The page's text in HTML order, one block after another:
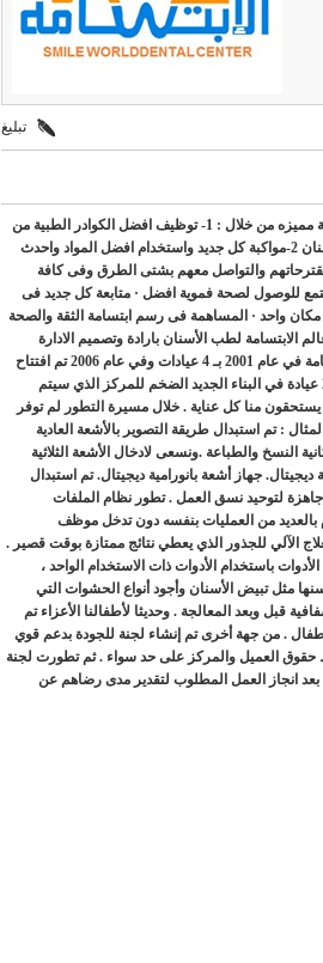
تبليغ
مركز عالم الابتسامة التخصصى لطب الأسنان سر النجاح والتميز : نحن نحرص على تقديم خدمة طبية مميزه من خلال : 1- توظيف افضل الكوادر الطبية من
الاخصائيين والاستشاريين ذوى الخبرة العالية والمؤهلات العليا فى مختلف فروع وتخصصات طب الاسنان 2-مواكبة كل جديد واستخدام افضل المواد واحدث
وسماع مقترحاتهم والتواصل معهم بشتى الطرق وفى كافة
للوصول لصحة فموية افضل · متابعة كل جديد فى
واحد · المساهمة فى رسم ابتسامة الثقة والصحة
لطب الأسنان بارادة وتصميم الادارة
وبصمات لا تنسى تركها من مر من الكوادر الطبية والتمريض وغيرها . بدأ العمل في مركز عالم الابتسامة في عام 2001 بـ 4 عيادات وفي عام 2006 تم افتتاح
قسم تقويم الأسنان. في عام 2008 أصبح هناك 9 عيادات وفي الـ2011 عشر عيادات ونأمل أن تصبح 25 عيادة في البناء الجديد الضخم للمركز الذي سيتم
الكرام لأنهم يستحقون منا كل عناية . خلال مسيرة التطور لم توفر
: تم استبدال طريقة التصوير بالأشعة العادية
النسخ والطباعة .ونسعى لادخال الأشعة الثلاثية
جهاز أشعة بانورامية ديجيتال. تم استبدال
لتوحيد نسق العمل . تطور نظام الملفات
بالعديد من العمليات بنفسه دون تدخل موظف
الآلي للجذور الذي يعطي نتائج ممتازة بوقت قصير .
باستخدام الأدوات ذات الاستخدام الواحد ،
مثل تبيض الأسنان وأجود أنواع الحشوات التي
قبل وبعد المعالجة . وحديثا لأطفالنا الأعزاء تم
. من جهة أخرى تم إنشاء لجنة للجودة بدعم قوي
حقوق العميل والمركز على حد سواء . ثم تطورت لجنة
بعد انجاز العمل المطلوب لتقدير مدى رضاهم عن